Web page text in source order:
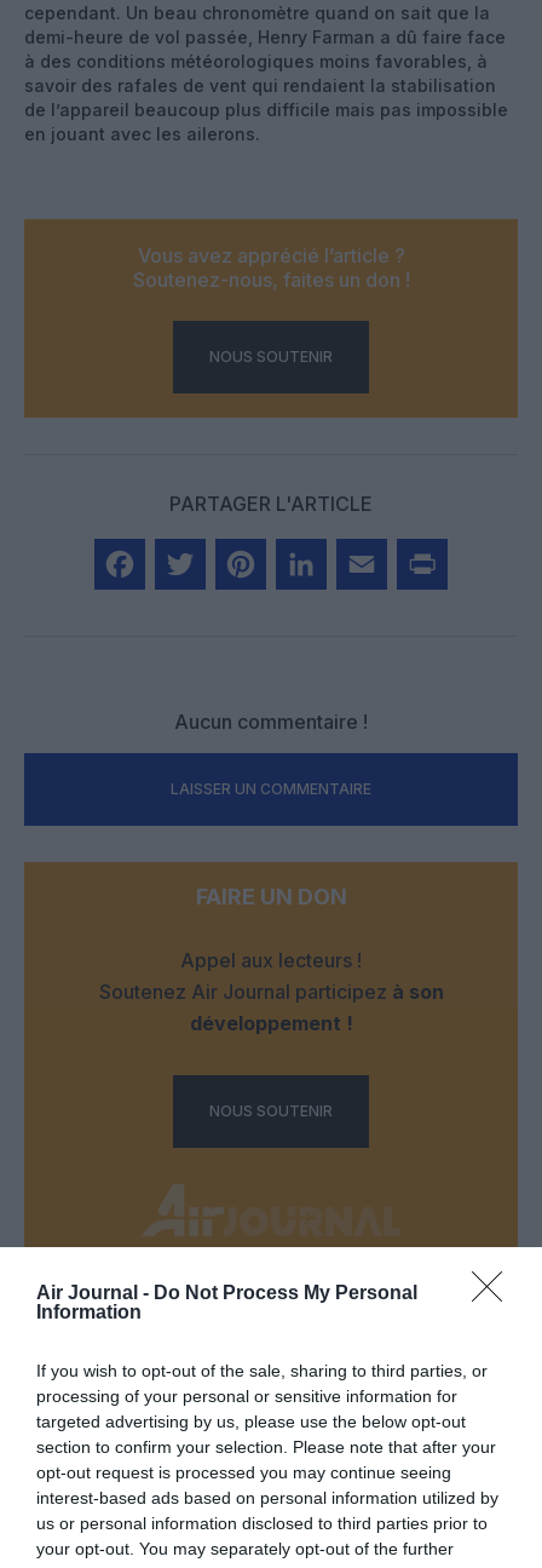
Air Journal - Do Not Process My Personal
Information
If you wish to opt-out of the sale, sharing to third parties, or
processing of your personal or sensitive information for
targeted advertising by us, please use the below opt-out
section to confirm your selection. Please note that after your
opt-out request is processed you may continue seeing
interest-based ads based on personal information utilized by
us or personal information disclosed to third parties prior to
your opt-out. You may separately opt-out of the further
cependant. Un beau chronomètre quand on sait que la
demi-heure de vol passée, Henry Farman a dû faire face
à des conditions météorologiques moins favorables, à
savoir des rafales de vent qui rendaient la stabilisation
de l’appareil beaucoup plus difficile mais pas impossible
en jouant avec les ailerons.
Vous avez apprécié l’article ?
Soutenez-nous, faites un don !
NOUS SOUTENIR
PARTAGER L'ARTICLE
Aucun commentaire !
LAISSER UN COMMENTAIRE
FAIRE UN DON
Appel aux lecteurs !
Soutenez Air Journal participez à son
développement !
NOUS SOUTENIR
DERNIERS COMMENTAIRES
Mathématiques a commenté l'article :
19 h 23 sans escale : le Boeing 777F de National
Airlines relie l’Écosse à l’Australie
Badissi novembria commenté l'article :